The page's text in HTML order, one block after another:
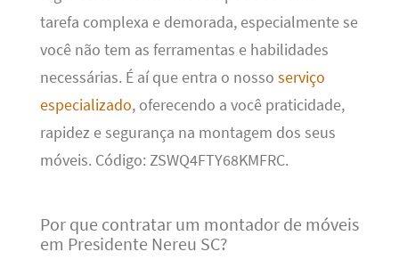
tarefa complexa e demorada, especialmente se
você não tem as ferramentas e habilidades
necessárias. É aí que entra o nosso serviço
especializado, oferecendo a você praticidade,
rapidez e segurança na montagem dos seus
móveis. Código: ZSWQ4FTY68KMFRC.
Por que contratar um montador de móveis
em Presidente Nereu SC?